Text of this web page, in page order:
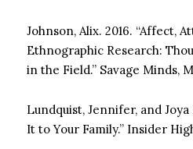
Johnson, Alix. 2016. “Affect,
Ethnographic Research:
in the Field.” Savage Minds,
Lundquist, Jennifer, and Joya
It to Your Family.” Insider